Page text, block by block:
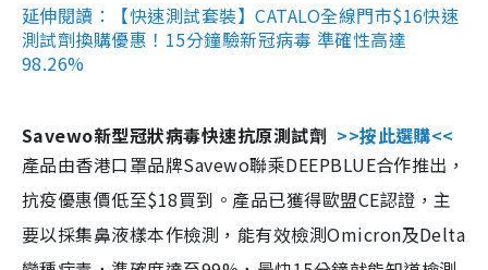
延伸閱讀：【快速測試套裝】CATALO全線門市$16快速
測試劑換購優惠！15分鐘驗新冠病毒 準確性高達
98.26%
Savewo新型冠狀病毒快速抗原測試劑 >>按此選購<<
產品由香港口罩品牌Savewo聯乘DEEPBLUE合作推出，
抗疫優惠價低至$18買到。產品已獲得歐盟CE認證，主
要以採集鼻液樣本作檢測，能有效檢測Omicron及Delta